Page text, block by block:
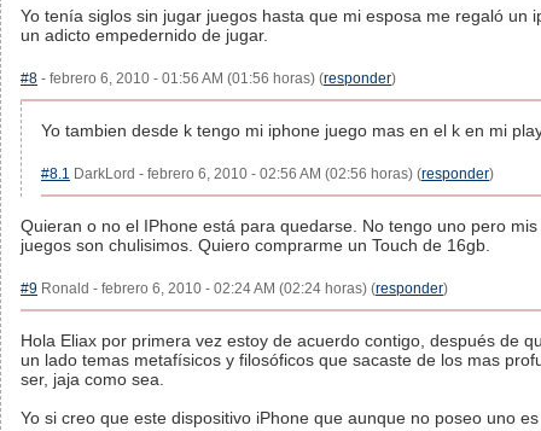
Yo tenía siglos sin jugar juegos hasta que mi esposa me regaló un
un adicto empedernido de jugar.
#8 - febrero 6, 2010 - 01:56 AM (01:56 horas) (responder)
Yo tambien desde k tengo mi iphone juego mas en el k en mi
#8.1 DarkLord - febrero 6, 2010 - 02:56 AM (02:56 horas) (responder)
Quieran o no el IPhone está para quedarse. No tengo uno pero
juegos son chulisimos. Quiero comprarme un Touch de 16gb.
#9 Ronald - febrero 6, 2010 - 02:24 AM (02:24 horas) (responder)
Hola Eliax por primera vez estoy de acuerdo contigo, después de
un lado temas metafísicos y filosóficos que sacaste de los mas
ser, jaja como sea.
Yo si creo que este dispositivo iPhone que aunque no poseo uno